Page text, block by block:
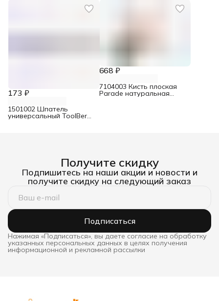
173 ₽
1501002 Шпатель
универсальный ToolBerg
668 ₽
7104003 Кисть плоская
Parade натуральная
Получите скидку
Подпишитесь на наши акции и новости и
получите скидку на следующий заказ
Подписаться
Нажимая «Подписаться», вы даете согласие на обработку
указанных персональных данных в целях получения
информационной и рекламной рассылки